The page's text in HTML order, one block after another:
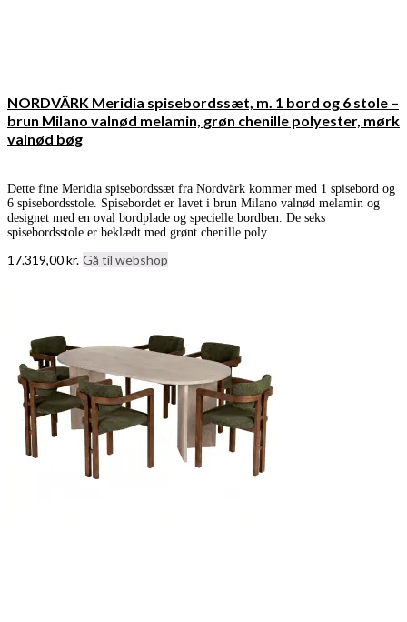
NORDVÄRK Meridia spisebordssæt, m. 1 bord og 6 stole –
brun Milano valnød melamin, grøn chenille polyester, mørk
valnød bøg
Dette fine Meridia spisebordssæt fra Nordvärk kommer med 1 spisebord og
6 spisebordsstole. Spisebordet er lavet i brun Milano valnød melamin og
designet med en oval bordplade og specielle bordben. De seks
spisebordsstole er beklædt med grønt chenille poly
17.319,00kr. Gå til webshop